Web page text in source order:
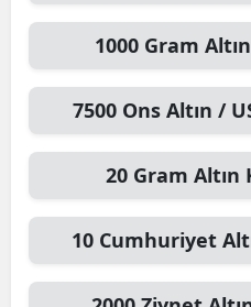
1000 Gram Altın
7500 Ons Altın /
20 Gram Altın
10 Cumhuriyet